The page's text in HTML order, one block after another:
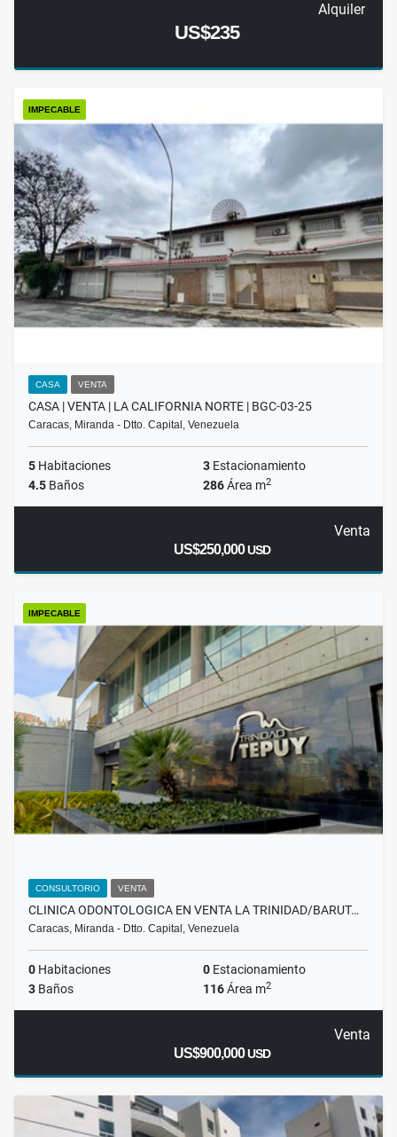
Alquiler
US$235
IMPECABLE
CASA VENTA
CASA | VENTA | LA CALIFORNIA NORTE | BGC-03-25
Caracas, Miranda - Dtto. Capital, Venezuela
5 Habitaciones 3 Estacionamiento
4.5 Baños 286Área m2
Venta
US$250,000USD
IMPECABLE
CONSULTORIO VENTA
CLINICA ODONTOLOGICA EN VENTA LA TRINIDAD/BARUT…
Caracas, Miranda - Dtto. Capital, Venezuela
0 Habitaciones 0 Estacionamiento
3 Baños 116Área m2
Venta
US$900,000USD